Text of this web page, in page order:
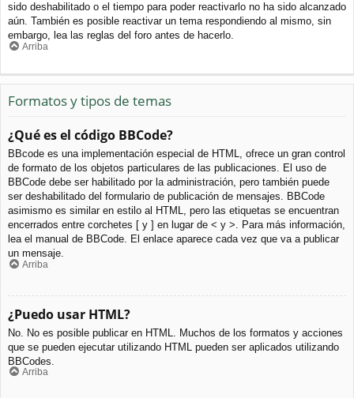
sido deshabilitado o el tiempo para poder reactivarlo no ha sido alcanzado
aún. También es posible reactivar un tema respondiendo al mismo, sin
embargo, lea las reglas del foro antes de hacerlo.
Arriba
Formatos y tipos de temas
¿Qué es el código BBCode?
BBcode es una implementación especial de HTML, ofrece un gran control
de formato de los objetos particulares de las publicaciones. El uso de
BBCode debe ser habilitado por la administración, pero también puede
ser deshabilitado del formulario de publicación de mensajes. BBCode
asimismo es similar en estilo al HTML, pero las etiquetas se encuentran
encerrados entre corchetes [ y ] en lugar de < y >. Para más información,
lea el manual de BBCode. El enlace aparece cada vez que va a publicar
un mensaje.
Arriba
¿Puedo usar HTML?
No. No es posible publicar en HTML. Muchos de los formatos y acciones
que se pueden ejecutar utilizando HTML pueden ser aplicados utilizando
BBCodes.
Arriba